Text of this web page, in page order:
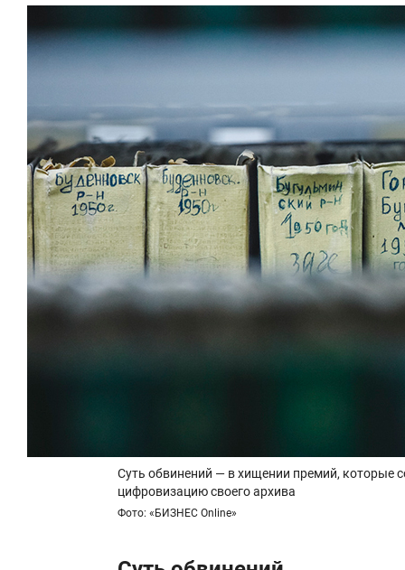
Суть обвинений — в хищении премий, которые
цифровизацию своего архива
Фото: «БИЗНЕС Online»